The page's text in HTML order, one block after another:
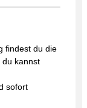
findest du die
du kannst
sofort